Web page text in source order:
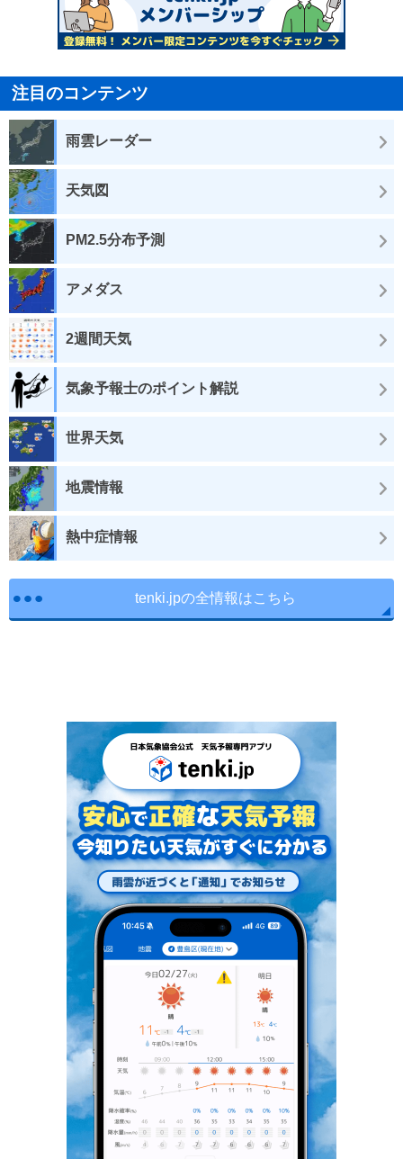
注目のコンテンツ
雨雲レーダー
天気図
PM2.5分布予測
アメダス
2週間天気
気象予報士のポイント解説
世界天気
地震情報
熱中症情報
tenki.jpの全情報はこちら